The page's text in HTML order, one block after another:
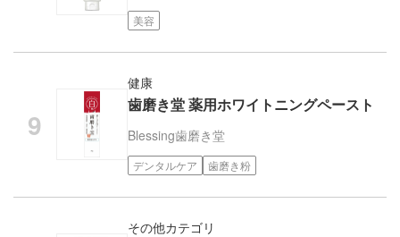
美容
健康
歯磨き堂 薬用ホワイトニングペースト
Blessing歯磨き堂
デンタルケア 歯磨き粉
その他カテゴリ